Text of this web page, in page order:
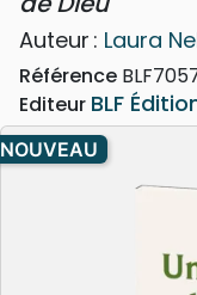
Auteur : Laura
Référence
Editeur BLF
NOUVEAU